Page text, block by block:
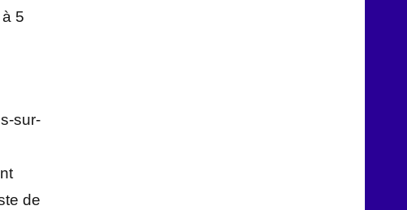
5
sur-
de